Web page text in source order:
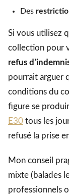
Des
Si vous utilisez
collection pour
refus
pourrait arguer
conditions du
figure se
E30 tous les
refusé la prise
Mon conseil
mixte (balades
professionnels